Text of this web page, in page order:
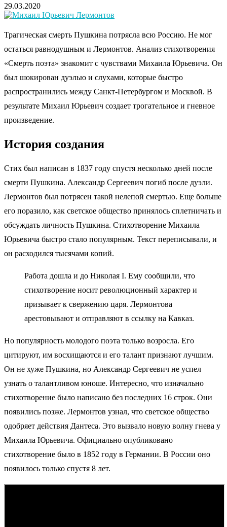
29.03.2020
Трагическая смерть Пушкина потрясла всю Россию. Не мог
остаться равнодушным и Лермонтов. Анализ стихотворения
«Смерть поэта» знакомит с чувствами Михаила Юрьевича. Он
был шокирован дуэлью и слухами, которые быстро
распространились между Санкт-Петербургом и Москвой. В
результате Михаил Юрьевич создает трогательное и гневное
произведение.
История создания
Стих был написан в 1837 году спустя несколько дней после
смерти Пушкина. Александр Сергеевич погиб после дуэли.
Лермонтов был потрясен такой нелепой смертью. Еще больше
его поразило, как светское общество принялось сплетничать и
обсуждать личность Пушкина. Стихотворение Михаила
Юрьевича быстро стало популярным. Текст переписывали, и
он расходился тысячами копий.
Работа дошла и до Николая I. Ему сообщили, что
стихотворение носит революционный характер и
призывает к свержению царя. Лермонтова
арестовывают и отправляют в ссылку на Кавказ.
Но популярность молодого поэта только возросла. Его
цитируют, им восхищаются и его талант признают лучшим.
Он не хуже Пушкина, но Александр Сергеевич не успел
узнать о талантливом юноше. Интересно, что изначально
стихотворение было написано без последних 16 строк. Они
появились позже. Лермонтов узнал, что светское общество
одобряет действия Дантеса. Это вызвало новую волну гнева у
Михаила Юрьевича. Официально опубликовано
стихотворение было в 1852 году в Германии. В России оно
появилось только спустя 8 лет.